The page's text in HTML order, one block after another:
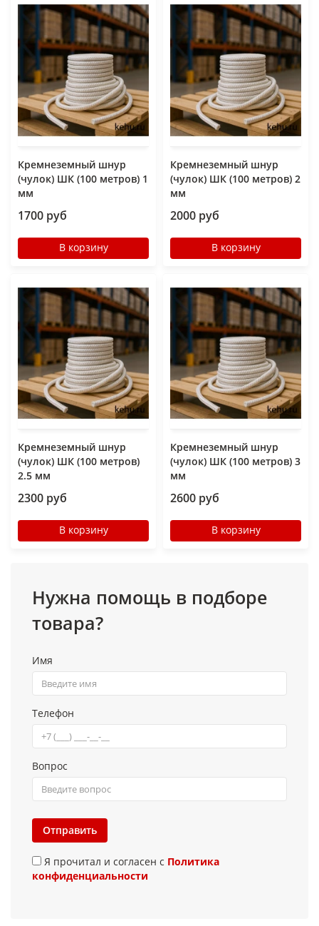
Кремнеземный шнур
(чулок) ШК (100 метров) 1
мм
1700 руб
В корзину
Кремнеземный шнур
(чулок) ШК (100 метров) 2
мм
2000 руб
В корзину
Кремнеземный шнур
(чулок) ШК (100 метров)
2.5 мм
2300 руб
В корзину
Кремнеземный шнур
(чулок) ШК (100 метров) 3
мм
2600 руб
В корзину
Нужна помощь в подборе
товара?
Имя
Телефон
Вопрос
Отправить
Я прочитал и согласен с Политика
конфиденциальности